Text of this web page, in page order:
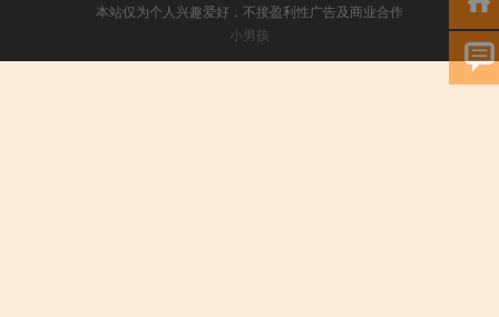
本站仅为个人兴趣爱好，不接盈利性广告及商业合作
小男孩